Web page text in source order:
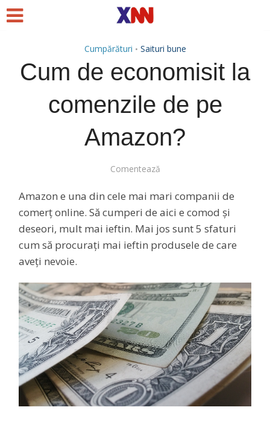
Cumpărături • Saituri bune
Cum de economisit la
comenzile de pe
Amazon?
Comentează
Amazon e una din cele mai mari companii de
comerț online. Să cumperi de aici e comod și
deseori, mult mai ieftin. Mai jos sunt 5 sfaturi
cum să procurați mai ieftin produsele de care
aveți nevoie.